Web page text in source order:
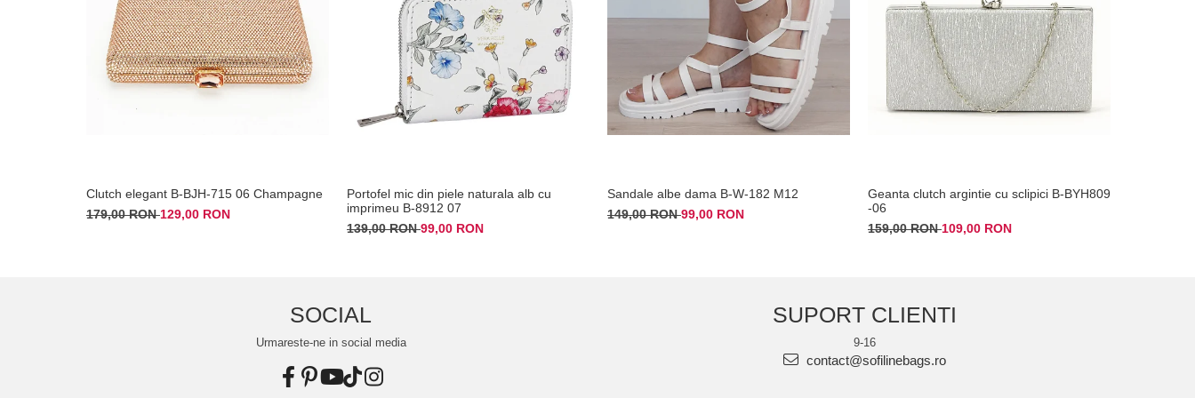
Clutch elegant B-BJH-715 06 Champagne
179,00 RON129,00 RON
Portofel mic din piele naturala alb cu
imprimeu B-8912 07
139,00 RON99,00 RON
Sandale albe dama B-W-182 M12
149,00 RON99,00 RON
Geanta clutch argintie cu sclipici B-BYH809
-06
159,00 RON109,00 RON
SOCIAL
Urmareste-ne in social media
SUPORT CLIENTI
9-16
contact@sofilinebags.ro